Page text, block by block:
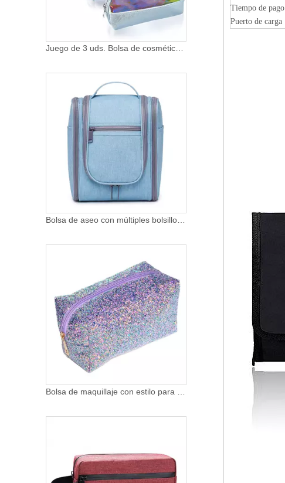
Juego de 3 uds. Bolsa de cosméticos de cuero de PVC transparente con láser de viaje, bolsa organizadora de maquillaje para mujer, resistente al agua
Bolsa de aseo con múltiples bolsillos para colgar de gran capacidad, bolsa organizadora de cosméticos para viajes al aire libre
Bolsa de maquillaje con estilo para niñas y mujeres, bolsa de cosméticos con purpurina brillante a la moda, bolsa organizadora multiusos
Tiempo de pago
Puerto de carga